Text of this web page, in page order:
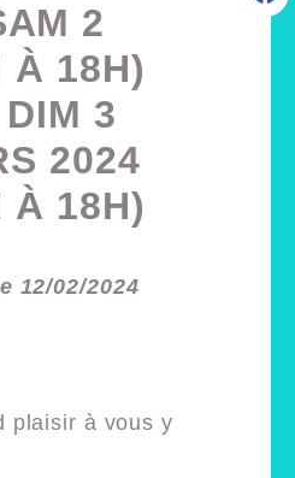
2
À 18H)
3
2024
À 18H)
12/02/2024
plaisir à vous y